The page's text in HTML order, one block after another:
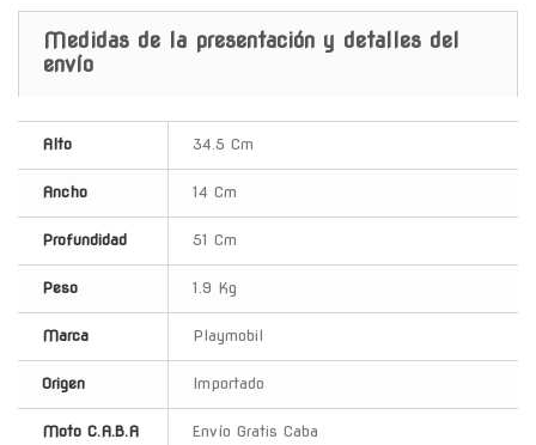
Medidas de la presentación y detalles del
envío
Alto 34.5 Cm
Ancho 14 Cm
Profundidad 51 Cm
Peso 1.9 Kg
Marca Playmobil
Origen Importado
Moto C.A.B.A Envío Gratis Caba